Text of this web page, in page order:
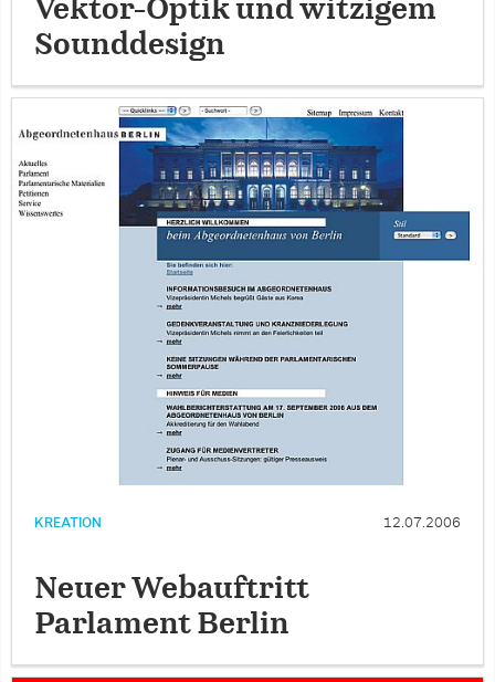
Vektor-Optik und witzigem
Sounddesign
KREATION 12.07.2006
Neuer Webauftritt
Parlament Berlin